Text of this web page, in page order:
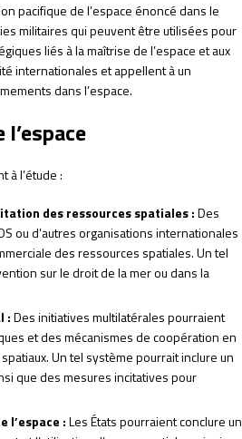
pacifique de l’espace énoncé dans le
militaires qui peuvent être utilisées pour
liés à la maîtrise de l’espace et aux
internationales et appellent à un
dans l’espace.
à l’étude :
des ressources spatiales :Des
ou d’autres organisations internationales
des ressources spatiales. Un tel
sur le droit de la mer ou dans la
:Des initiatives multilatérales pourraient
et des mécanismes de coopération en
Un tel système pourrait inclure un
que des mesures incitatives pour
l’espace :Les États pourraient conclure un